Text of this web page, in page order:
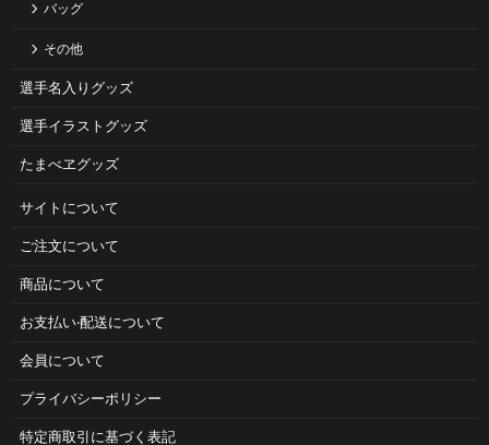
バッグ
その他
選手名入りグッズ
選手イラストグッズ
たまべヱグッズ
サイトについて
ご注⽂について
商品について
お⽀払い‧配送について
会員について
プライバシーポリシー
特定商取引に基づく表記